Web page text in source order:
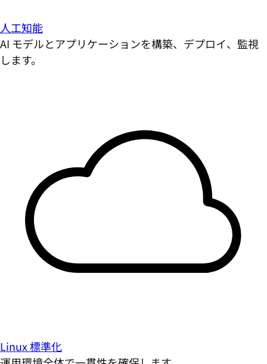
人工知能
AI モデルとアプリケーションを構築、デプロイ、監視
します。
Linux 標準化